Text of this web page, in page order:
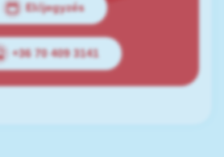
Előjegyzés
+36 70 409 3141